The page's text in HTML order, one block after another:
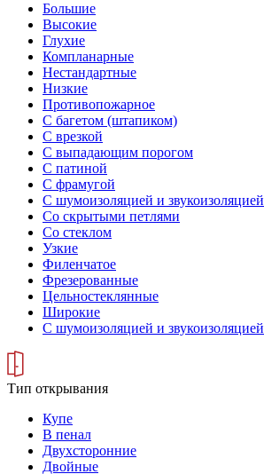
Большие
Высокие
Глухие
Компланарные
Нестандартные
Низкие
Противопожарное
С багетом (штапиком)
С врезкой
С выпадающим порогом
С патиной
С фрамугой
С шумоизоляцией и звукоизоляцией
Со скрытыми петлями
Со стеклом
Узкие
Филенчатое
Фрезерованные
Цельностеклянные
Широкие
С шумоизоляцией и звукоизоляцией
Тип открывания
Купе
В пенал
Двухсторонние
Двойные